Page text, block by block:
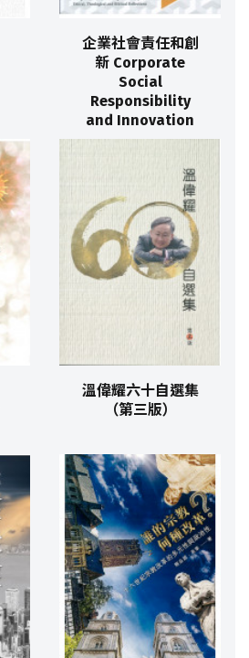
企業社會責任和創
新 Corporate
Social
Responsibility
and Innovation
溫偉耀六十自選集
（第三版）